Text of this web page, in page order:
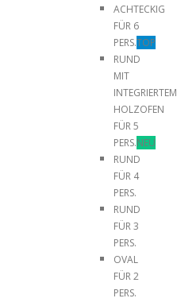
ACHTECKIG
FÜR 6
PERS.TOP
RUND
MIT
INTEGRIERTEM
HOLZOFEN
FÜR 5
PERS.NEU
RUND
FÜR 4
PERS.
RUND
FÜR 3
PERS.
OVAL
FÜR 2
PERS.